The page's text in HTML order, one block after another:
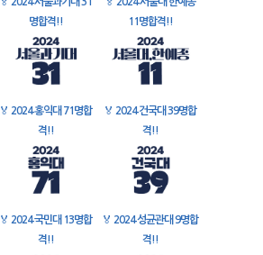
명합격!!
11명합격!!
🏅 2024 홍익대 71명합
격!!
🏅 2024 건국대 39명합
격!!
🏅 2024 국민대 13명합
격!!
🏅 2024 성균관대 9명합
격!!